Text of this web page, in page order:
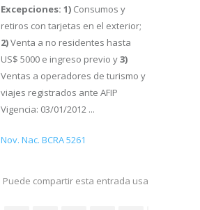
Excepciones: 1) Consumos y
retiros con tarjetas en el exterior;
2)Venta a no residentes hasta
US$ 5000 e ingreso previo y3)
Ventas a operadores de turismo y
viajes registrados ante AFIP
Vigencia: 03/01/2012 ...
Nov. Nac. BCRA 5261
Puede compartir esta entrada usando sus